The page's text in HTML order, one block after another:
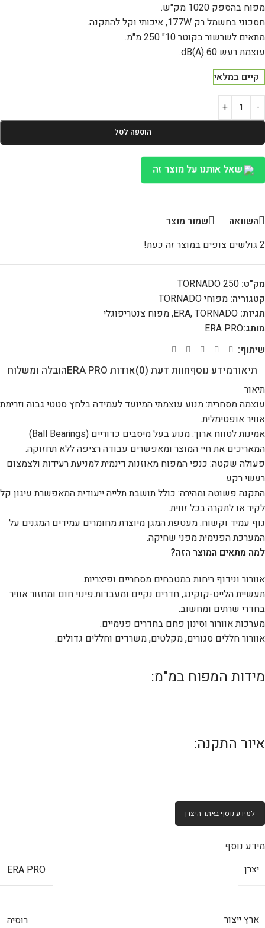
מפוח בהספק 1020 מק"ש.
חסכוני בחשמל רק 177W, איכותי וקל להתקנה.
מתאים לשרשור בקוטר 10" 250 מ"מ.
עוצמת רעש 60 dB(A).
קיים במלאי
הוספה לסל
שאל אותנו על מוצר זה
השוואה
שמור מוצר
2 גולשים צופים במוצר זה כעת!
מק"ט: TORNADO 250
קטגוריה: מפוחי TORNADO
תגיות:
ERA,TORNADO
,מפוח צנטריפוגלי
מותג:ERA PRO
שיתוף:
תיאורמידע נוסףחוות דעת (0) אודות ERA PRO הובלה ומשלוח
תיאור
עוצמה מסחרית: מנוע עוצמתי המיועד לעמידה בלחץ סטטי גבוה וזרימת
אוויר אופטימלית.
אמינות לטווח ארוך: מנוע בעל מיסבים כדוריים (Ball Bearings)
המאריכים את חיי המוצר ומאפשרים עבודה רציפה ללא תחזוקה.
פעולה שקטה: כנפי המפוח מאוזנות דינמית למניעת רעידות ולצמצום
רעשי רקע.
התקנה פשוטה ומהירה: כולל תושבת תלייה ייעודית המאפשרת עיגון קל
לקיר או לתקרה בכל זווית.
גוף עמיד וקשוח: מעטפת המגן מיוצרת מחומרים עמידים המגנים על
המערכת הפנימית מפני שחיקה.
למה מתאים המוצר הזה?
אוורור ונידוף ריחות במטבחים מסחריים ופיצריות.
תעשיית הלייט-קוקינג, חדרים נקיים ומעבדות.פינוי חום ומחזור אוויר
בחדרי שרתים ומחשוב.
מערכות אוורור וסינון פחם בחדרים פנימיים.
אוורור חללים סגורים, מקלטים, משרדים וחללים גדולים.
מידות המפוח במ"מ:
איור התקנה:
למידע נוסף באתר היצרן
מידע נוסף
יצרן
ERA PRO
ארץ ייצור רוסיה